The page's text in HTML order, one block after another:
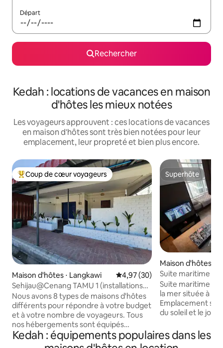
Départ
Rechercher
Kedah : locations de vacances en maison
d'hôtes les mieux notées
Les voyageurs approuvent : ces locations de vacances
en maison d'hôtes sont très bien notées pour leur
emplacement, leur propreté et bien plus encore.
Coups de cœur voyageurs les plus appréciés
Coup de cœur voyageurs
Maison d'hôtes ⋅ Langkawi Évaluation moyenne sur la
4,97 (30)
Sehijau@Cenang TAMU 1 (installations
de cuisine)
Nous avons 8 types de maisons d'hôtes
différents pour répondre à votre budget
et à votre nombre de voyageurs. Tous
nos hébergements sont équipés
d'installations de cuisson de base Nous
sommes à 5 minutes à pied de Cenang
Superhôte
Superhôte
Maison d'hôtes ⋅
n
Suite maritime
la mer
Suite maritime
la mer située à
Emplacement
du soleil et le jogging
entre amis - Salle
débordement -
Kedah : équipements populaires dans les